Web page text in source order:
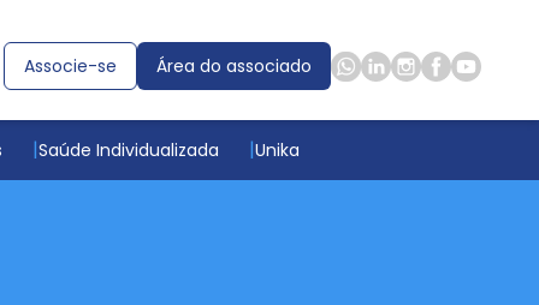
Associe-se Área do associado
Saúde Individualizada Unika